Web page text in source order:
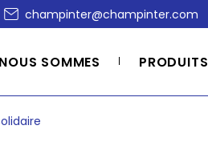
champinter@champinter.com
SOMMES PRODUITS